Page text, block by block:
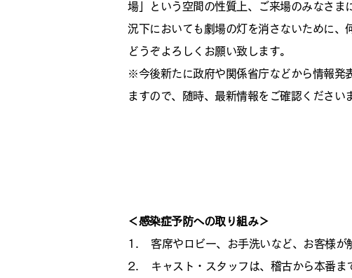
場」という空間の性質上、ご来場のみなさ
況下においても劇場の灯を消さないために
どうぞよろしくお願い致します。
※今後新たに政府や関係省庁などから情報発
ますので、随時、最新情報をご確認ください
＜感染症予防への取り組み＞
1. 客席やロビー、お手洗いなど、お客様が
2. キャスト・スタッフは、稽古から本番ま